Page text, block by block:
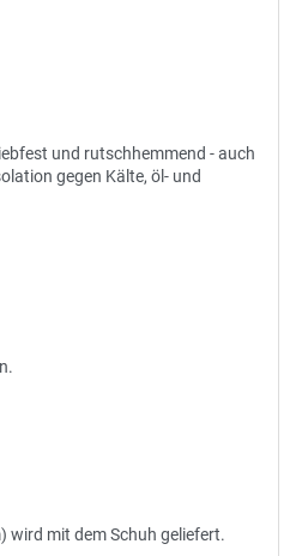
und rutschhemmend - auch
gegen Kälte, öl- und
wird mit dem Schuh geliefert.